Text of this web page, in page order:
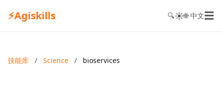
⚡Agiskills 🔍☀️🌐 中文☰
技能库 / Science / bioservices